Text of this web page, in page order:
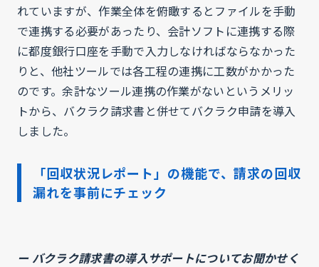
れていますが、作業全体を俯瞰するとファイルを手動
で連携する必要があったり、会計ソフトに連携する際
に都度銀行口座を手動で入力しなければならなかった
りと、他社ツールでは各工程の連携に工数がかかった
のです。余計なツール連携の作業がないというメリッ
トから、バクラク請求書と併せてバクラク申請を導入
しました。
「回収状況レポート」の機能で、請求の回収
漏れを事前にチェック
ー バクラク請求書の導入サポートについてお聞かせく